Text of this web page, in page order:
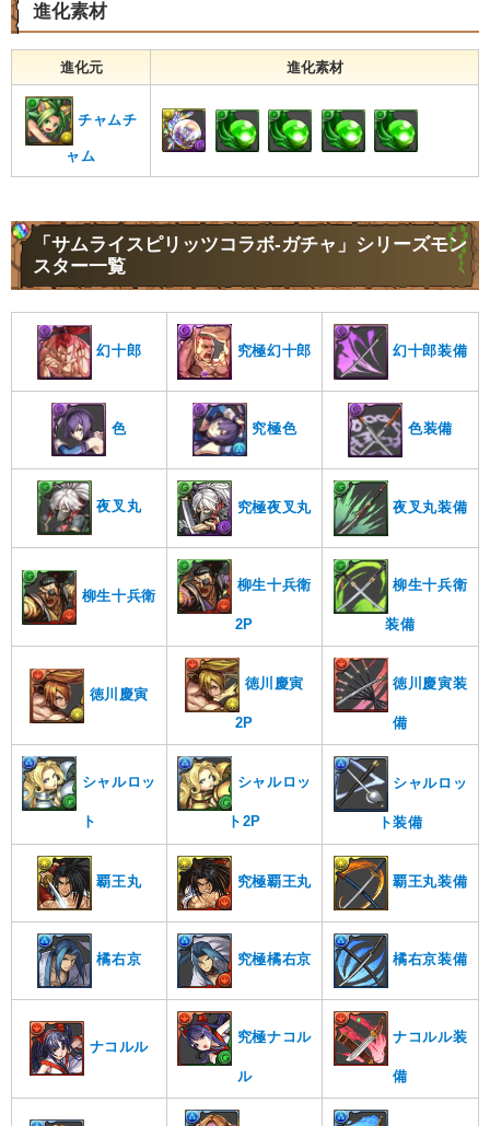
進化素材
進化元 進化素材
チャムチ
ャム
「サムライスピリッツコラボ-ガチャ」シリーズモン
スター一覧
幻十郎 究極幻十郎 幻十郎装備
色 究極色 色装備
夜叉丸 究極夜叉丸 夜叉丸装備
柳生十兵衛
柳生十兵衛
2P
柳生十兵衛
装備
徳川慶寅
徳川慶寅
2P
徳川慶寅装
備
シャルロッ
ト
シャルロッ
ト2P
シャルロッ
ト装備
覇王丸 究極覇王丸 覇王丸装備
橘右京 究極橘右京 橘右京装備
ナコルル
究極ナコル
ル
ナコルル装
備